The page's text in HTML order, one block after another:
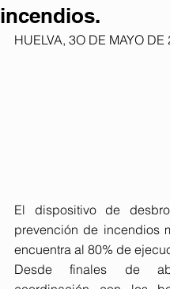
incendios.
HUELVA, 3O DE MAYO DE
El dispositivo de
prevención de incendios
encuentra al 80% de
Desde finales de